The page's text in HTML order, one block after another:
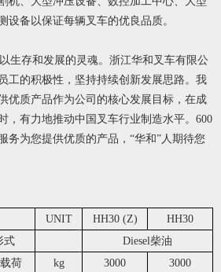
设备以保证每辆叉车的优良品质。
生存和发展的灵魂。浙江华和叉车有限公
工的积极性，坚持持续创新发展思路。我
优质产品作为公司的核心发展目标，在成
，有力地推动中国叉车行业制造水平。600
务为您提供优质的产品，“华和”人期待您
UNIT HH30 (Z)
HH30
式
Diesel柴油
荷 kg 3000
3000